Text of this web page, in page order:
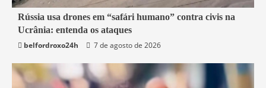
2 min read
Mundo
Rússia usa drones em “safári humano” contra civis na
Ucrânia: entenda os ataques
belfordroxo24h
7 de agosto de 2026